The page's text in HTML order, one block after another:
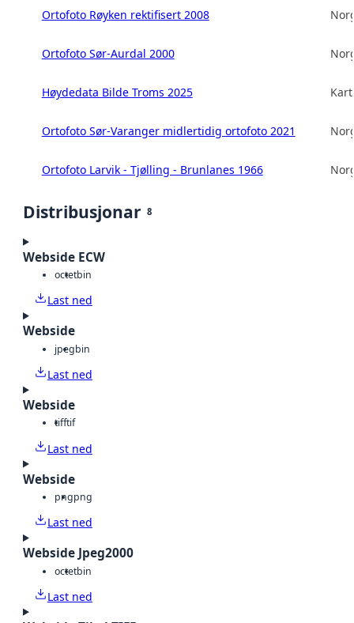
Ortofoto Røyken rektifisert 2008
Ortofoto Sør-Aurdal 2000
Høydedata Bilde Troms 2025
Ortofoto Sør-Varanger midlertidig ortofoto 2021
Ortofoto Larvik - Tjølling - Brunlanes 1966
Distribusjonar 8
Webside ECW
octetbin
Last ned
Webside
jpegbin
Last ned
Webside
tifftif
Last ned
Webside
pngpng
Last ned
Webside Jpeg2000
octetbin
Last ned